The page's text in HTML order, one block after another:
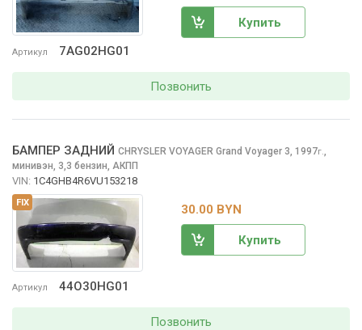
Артикул 7AG02HG01
Купить
Позвонить
FIX
Артикул 44O30HG01
БАМПЕР ЗАДНИЙ CHRYSLER VOYAGER Grand Voyager 3, 1997г.
минивэн, 3,3 бензин, АКПП
VIN: 1C4GHB4R6VU153218
30.00 BYN
Купить
Позвонить